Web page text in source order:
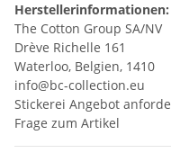
Herstellerinformationen:
The Cotton Group SA/NV
Drève Richelle 161
Waterloo, Belgien, 1410
info@bc-collection.eu
Stickerei Angebot
Frage zum Artikel